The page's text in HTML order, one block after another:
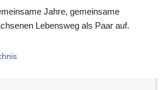
Jahre, gemeinsame
Lebensweg als Paar auf.